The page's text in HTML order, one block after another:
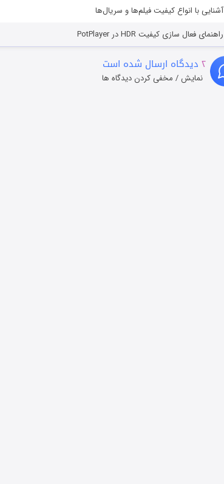
آشنایی با انواع کیفیت فیلم‌ها و سریال‌ها
راهنمای فعال سازی کیفیت HDR در PotPlayer
۲ دیدگاه ارسال شده است
نمایش / مخفی کردن دیدگاه ها